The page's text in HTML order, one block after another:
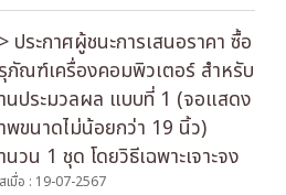
ประกาศผู้ชนะการเสนอราคา ซื้อ
ภัณฑ์เครื่องคอมพิวเตอร์ สำหรับ
นประมวลผล แบบที่ 1 (จอแสดง
พขนาดไม่น้อยกว่า 19 นิ้ว)
นวน 1 ชุด โดยวิธีเฉพาะเจาะจง
เมื่อ : 19-07-2567